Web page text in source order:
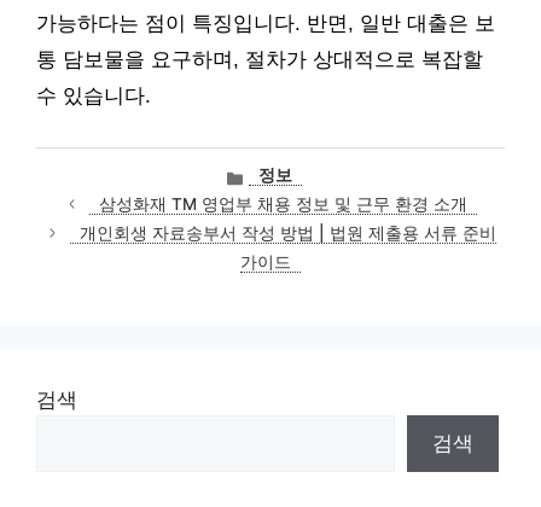
가능하다는 점이 특징입니다. 반면, 일반 대출은 보
통 담보물을 요구하며, 절차가 상대적으로 복잡할
수 있습니다.
카
테
고
리
정보
삼성화재 TM 영업부 채용 정보 및 근무 환경 소개
개인회생 자료송부서 작성 방법 | 법원 제출용 서류 준비
가이드
검색
검색